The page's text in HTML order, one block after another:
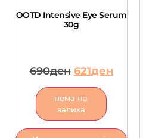
OOTD Intensive Eye Serum
30g
690ден 621ден
нема на
залиха